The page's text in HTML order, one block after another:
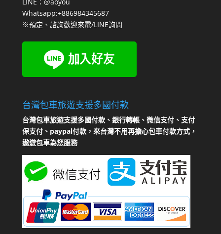
Whatsapp:+886984345687
※預定、諮詢歡迎來電/LINE詢問
台灣包車旅遊支援多國付款
台灣包車旅遊支援多國付款、銀行轉帳、微信支付、支付
保支付、paypal付款，來台灣不用再擔心包車付款方式，
遨遊包車為您服務